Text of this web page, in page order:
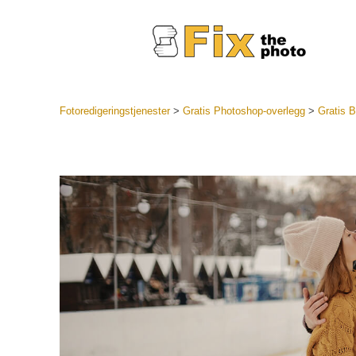
LR
samlinger
Beste
Mobile
Fotoredigeringstjenester> Gratis Photoshop-overlegg> Gratis